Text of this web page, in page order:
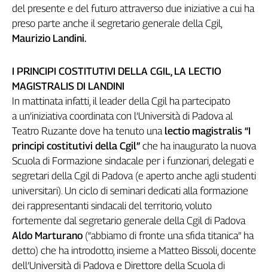
Speciali
G8
Genova,
sangue
della
ragione
120
anni
Cgil
Collettiva
Academy
Collettiva
Play
Rubriche
Collettiva
Talk
del presente e del futuro attraverso due iniziative a cui ha
preso parte anche il segretario generale della Cgil,
Maurizio Landini.
I PRINCIPI COSTITUTIVI DELLA CGIL, LA LECTIO
MAGISTRALIS DI LANDINI
In mattinata infatti, il leader della Cgil ha partecipato
a un’iniziativa coordinata con l’Università di Padova al
Teatro Ruzante dove ha tenuto una lectio magistralis “I
principi costitutivi della Cgil” che ha inaugurato la nuova
Scuola di Formazione sindacale per i funzionari, delegati e
segretari della Cgil di Padova (e aperto anche agli studenti
universitari). Un ciclo di seminari dedicati alla formazione
dei rappresentanti sindacali del territorio, voluto
fortemente dal segretario generale della Cgil di Padova
Aldo Marturano (“abbiamo di fronte una sfida titanica” ha
detto) che ha introdotto, insieme a Matteo Bissoli, docente
dell’Università di Padova e Direttore della Scuola di